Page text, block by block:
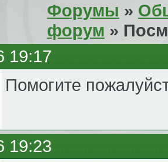
Форумы »
форум »
19:17
Помогите
19:23